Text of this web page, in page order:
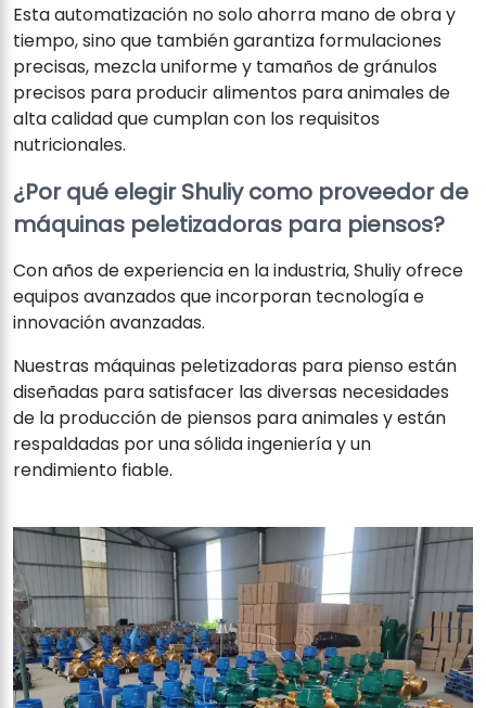
Esta automatización no solo ahorra mano de obra y
tiempo, sino que también garantiza formulaciones
precisas, mezcla uniforme y tamaños de gránulos
precisos para producir alimentos para animales de
alta calidad que cumplan con los requisitos
nutricionales.
¿Por qué elegir Shuliy como proveedor de
máquinas peletizadoras para piensos?
Con años de experiencia en la industria, Shuliy ofrece
equipos avanzados que incorporan tecnología e
innovación avanzadas.
Nuestras máquinas peletizadoras para pienso están
diseñadas para satisfacer las diversas necesidades
de la producción de piensos para animales y están
respaldadas por una sólida ingeniería y un
rendimiento fiable.